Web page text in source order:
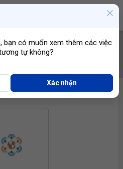
bạn có muốn xem thêm các việc
tự không?
Xác nhận